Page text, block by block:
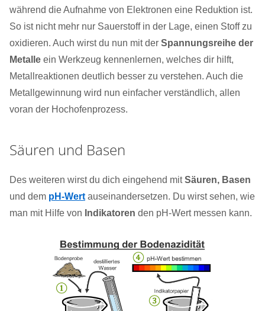
während die Aufnahme von Elektronen eine Reduktion ist.
So ist nicht mehr nur Sauerstoff in der Lage, einen Stoff zu
oxidieren. Auch wirst du nun mit der Spannungsreihe der
Metalle ein Werkzeug kennenlernen, welches dir hilft,
Metallreaktionen deutlich besser zu verstehen. Auch die
Metallgewinnung wird nun einfacher verständlich, allen
voran der Hochofenprozess.
Säuren und Basen
Des weiteren wirst du dich eingehend mitSäuren, Basen
und dem pH-Wert auseinandersetzen. Du wirst sehen, wie
man mit Hilfe von Indikatoren den pH-Wert messen kann.